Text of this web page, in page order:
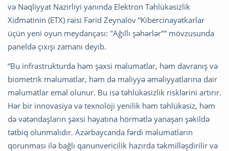
və Nəqliyyat Nazirliyi yanında Elektron Təhlükəsizlik
Xidmətinin (ETX) rəisi Fərid Zeynalov “Kibercinayətkarlar
üçün yeni oyun meydançası: "Ağıllı şəhərlər"” mövzusunda
paneldə çıxışı zamanı deyib.
“Bu infrastrukturda həm şəxsi məlumatlar, həm davranış və
biometrik məlumatlar, həm də maliyyə əməliyyatlarına dair
məlumatlar emal olunur. Bu isə təhlükəsizlik risklərini artırır.
Hər bir innovasiya və texnoloji yenilik həm təhlükəsiz, həm
də vətəndaşların şəxsi həyatına hörmətlə yanaşan şəkildə
tətbiq olunmalıdır. Azərbaycanda fərdi məlumatların
qorunması ilə bağlı qanunvericilik hazırda təkmilləşdirilir və